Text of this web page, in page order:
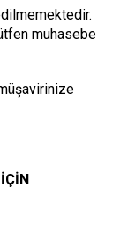
muhasebe